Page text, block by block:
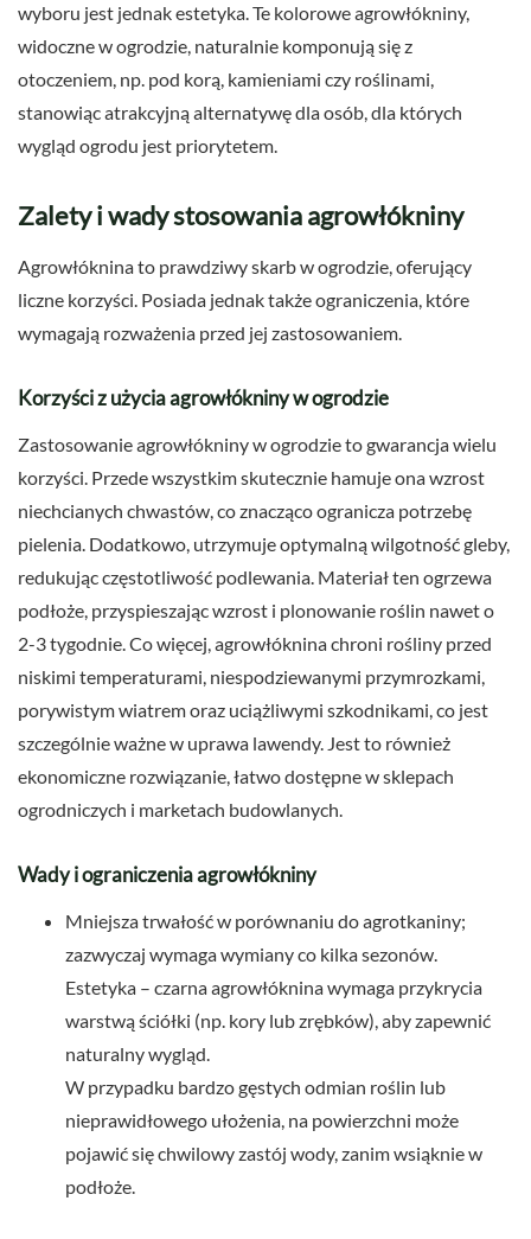
wyboru jest jednak estetyka. Te kolorowe agrowłókniny,
widoczne w ogrodzie, naturalnie komponują się z
otoczeniem, np. pod korą, kamieniami czy roślinami,
stanowiąc atrakcyjną alternatywę dla osób, dla których
wygląd ogrodu jest priorytetem.
Zalety i wady stosowania agrowłókniny
Agrowłóknina to prawdziwy skarb w ogrodzie, oferujący
liczne korzyści. Posiada jednak także ograniczenia, które
wymagają rozważenia przed jej zastosowaniem.
Korzyści z użycia agrowłókniny w ogrodzie
Zastosowanie agrowłókniny w ogrodzie to gwarancja wielu
korzyści. Przede wszystkim skutecznie hamuje ona wzrost
niechcianych chwastów, co znacząco ogranicza potrzebę
pielenia. Dodatkowo, utrzymuje optymalną wilgotność gleby,
redukując częstotliwość podlewania. Materiał ten ogrzewa
podłoże, przyspieszając wzrost i plonowanie roślin nawet o
2-3 tygodnie. Co więcej, agrowłóknina chroni rośliny przed
niskimi temperaturami, niespodziewanymi przymrozkami,
porywistym wiatrem oraz uciążliwymi szkodnikami, co jest
szczególnie ważne w uprawa lawendy. Jest to również
ekonomiczne rozwiązanie, łatwo dostępne w sklepach
ogrodniczych i marketach budowlanych.
Wady i ograniczenia agrowłókniny
Mniejsza trwałość w porównaniu do agrotkaniny;
zazwyczaj wymaga wymiany co kilka sezonów.
Estetyka – czarna agrowłóknina wymaga przykrycia
warstwą ściółki (np. kory lub zrębków), aby zapewnić
naturalny wygląd.
W przypadku bardzo gęstych odmian roślin lub
nieprawidłowego ułożenia, na powierzchni może
pojawić się chwilowy zastój wody, zanim wsiąknie w
podłoże.